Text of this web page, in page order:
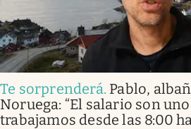
Te sorprenderá. Pablo,
Noruega: “El salario son
trabajamos desde las 8:00